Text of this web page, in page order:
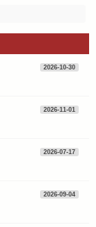
2026-10-30
2026-11-01
2026-07-17
2026-09-04